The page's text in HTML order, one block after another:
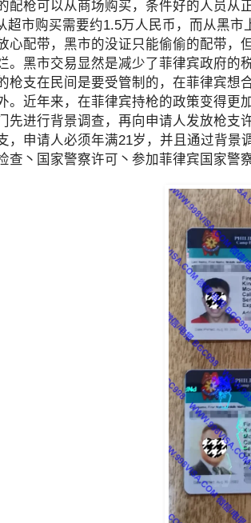
配枪可以从商场购买，条件好的人员
超市购买需要约1.5万人民币，而从黑
心配带，黑市的没证只能偷偷的配带
。黑市交易显然是减少了菲律宾政府的
枪支在民间是要受管制的，在菲律宾
。近年来，在菲律宾持枪的政策变得
先进行背景调查，再向申请人发放枪
，申请人必须年满21岁，并且通过背
查丶国家警察许可丶参加菲律宾国家警